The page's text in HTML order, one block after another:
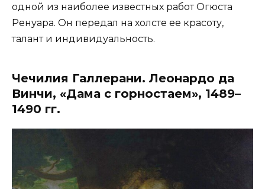
одной из наиболее известных работ Огюста
Ренуара. Он передал на холсте ее красоту,
талант и индивидуальность.
Чечилия Галлерани. Леонардо да
Винчи, «Дама с горностаем», 1489–
1490 гг.